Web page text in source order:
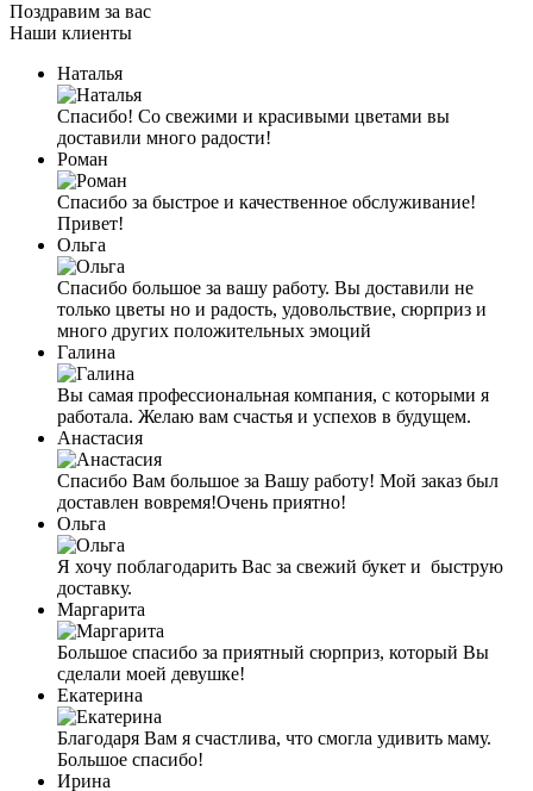
Поздравим за вас
Наши клиенты
Наталья
Спасибо! Со свежими и красивыми цветами вы
доставили много радости!
Роман
Спасибо за быстрое и качественное обслуживание!
Привет!
Ольга
Спасибо большое за вашу работу. Вы доставили не
только цветы но и радость, удовольствие, сюрприз и
много других положительных эмоций
Галина
Вы самая профессиональная компания, с которыми я
работала. Желаю вам счастья и успехов в будущем.
Анастасия
Спасибо Вам большое за Вашу работу! Мой заказ был
доставлен вовремя!Очень приятно!
Ольга
Я хочу поблагодарить Вас за свежий букет и быструю
доставку.
Маргарита
Большое спасибо за приятный сюрприз, который Вы
сделали моей девушке!
Екатерина
Благодаря Вам я счастливa, что смогла удивить маму.
Большое спасибо!
Ирина